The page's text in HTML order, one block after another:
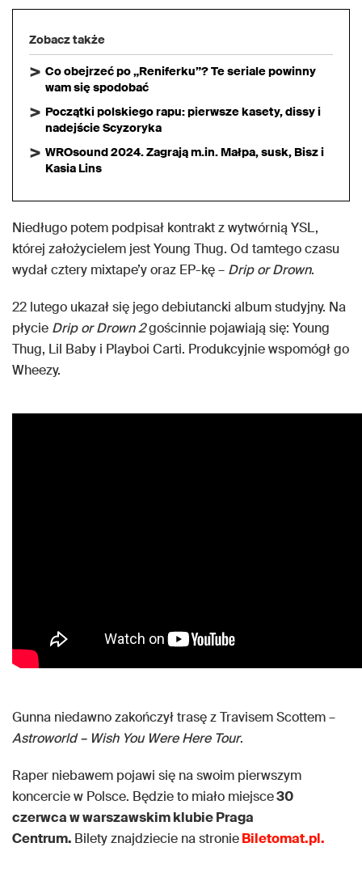
Zobacz także
Co obejrzeć po „Reniferku”? Te seriale powinny
wam się spodobać
Początki polskiego rapu: pierwsze kasety, dissy i
nadejście Scyzoryka
WROsound 2024. Zagrają m.in. Małpa, susk, Bisz i
Kasia Lins
Niedługo potem podpisał kontrakt z wytwórnią YSL,
której założycielem jest Young Thug. Od tamtego czasu
wydał cztery mixtape’y oraz EP-kę – Drip or Drown.
22 lutego ukazał się jego debiutancki album studyjny. Na
płycie Drip or Drown 2gościnnie pojawiają się: Young
Thug, Lil Baby i Playboi Carti. Produkcyjnie wspomógł go
Wheezy.
Gunna niedawno zakończył trasę z Travisem Scottem –
Astroworld – Wish You Were Here Tour.
Raper niebawem pojawi się na swoim pierwszym
koncercie w Polsce. Będzie to miało miejsce30
czerwca w warszawskim klubie Praga
Centrum. Bilety znajdziecie na stronieBiletomat.pl.